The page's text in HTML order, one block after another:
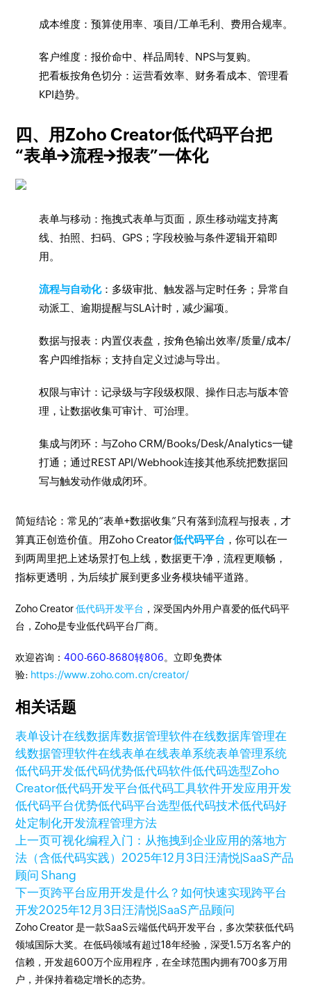
成本维度：预算使用率、项目/工单毛利、费用合规率。
客户维度：报价命中、样品周转、NPS与复购。
把看板按角色切分：运营看效率、财务看成本、管理看
KPI趋势。
四、用Zoho Creator低代码平台把
“表单→流程→报表”一体化
表单与移动：拖拽式表单与页面，原生移动端支持离
线、拍照、扫码、GPS；字段校验与条件逻辑开箱即
用。
流程与自动化：多级审批、触发器与定时任务；异常自
动派工、逾期提醒与SLA计时，减少漏项。
数据与报表：内置仪表盘，按角色输出效率/质量/成本/
客户四维指标；支持自定义过滤与导出。
权限与审计：记录级与字段级权限、操作日志与版本管
理，让数据收集可审计、可治理。
集成与闭环：与Zoho CRM/Books/Desk/Analytics一键
打通；通过REST API/Webhook连接其他系统把数据回
写与触发动作做成闭环。
简短结论：常见的“表单+数据收集”只有落到流程与报表，才
算真正创造价值。用Zoho Creator低代码平台 ，你可以在一
到两周里把上述场景打包上线，数据更干净，流程更顺畅，
指标更透明，为后续扩展到更多业务模块铺平道路。
Zoho Creator低代码开发平台 ，深受国内外用户喜爱的低代码平
台，Zoho是专业低代码平台厂商。
欢迎咨询：400-660-8680转806。立即免费体
验: https://www.zoho.com.cn/creator/
相关话题
表单设计在线数据库数据管理软件在线数据库管理在
线数据管理软件在线表单在线表单系统表单管理系统
低代码开发低代码优势低代码软件低代码选型Zoho
Creator低代码开发平台低代码工具软件开发应用开发
低代码平台优势低代码平台选型低代码技术低代码好
处定制化开发流程管理方法
上一页可视化编程入门：从拖拽到企业应用的落地方
法（含低代码实践）2025年12月3日汪清悦|SaaS产品
顾问 Shang
下一页跨平台应用开发是什么？如何快速实现跨平台
开发2025年12月3日汪清悦|SaaS产品顾问
Zoho Creator 是一款SaaS云端低代码开发平台，多次荣获低代码
领域国际大奖。在低码领域有超过18年经验，深受1.5万名客户的
信赖，开发超600万个应用程序，在全球范围内拥有700多万用
户，并保持着稳定增长的态势。